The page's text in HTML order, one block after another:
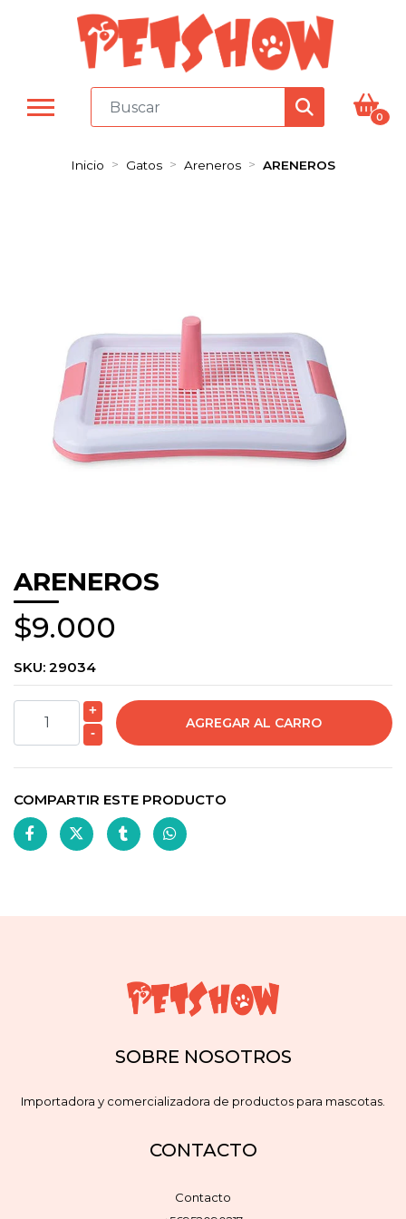
0
Inicio Gatos Areneros ARENEROS
ARENEROS
$9.000
SKU: 29034
+
-
COMPARTIR ESTE PRODUCTO
SOBRE NOSOTROS
Importadora y comercializadora de productos para mascotas.
CONTACTO
Contacto